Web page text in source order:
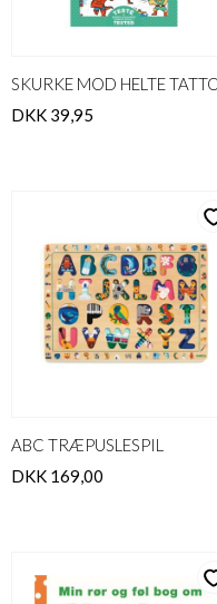
DKK 39,95
ABC TRÆPUSLESPIL
DKK 169,00